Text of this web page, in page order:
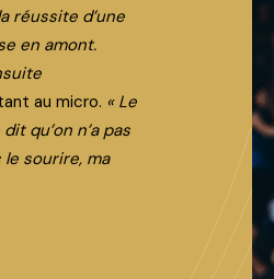
réussite d’une
en amont.
au micro. « Le
qu’on n’a pas
sourire, ma